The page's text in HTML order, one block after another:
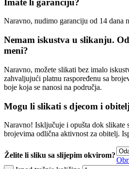
Imate li garanciju?
Naravno, nudimo garanciju od 14 dana
Nemam iskustva u slikanju.
meni?
Naravno, možete slikati bez imalo
zahvaljujući platnu raspoređenu sa
boje koja se nanosi na područja.
Mogu li slikati s djecom i
Naravno! Isključuje i opušta dok slikate
brojevima odlična aktivnost za obitelj.
Želite li sliku sa slijepim okvirom?